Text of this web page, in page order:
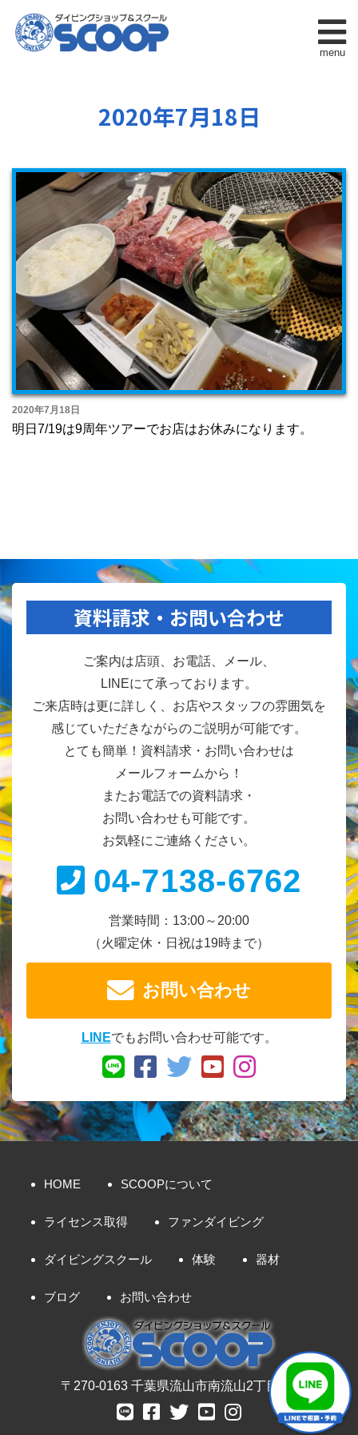
menu
2020年7月18日
2020年7月18日
明日7/19は9周年ツアーでお店はお休みになります。
資料請求・お問い合わせ
ご案内は店頭、お電話、メール、
LINEにて承っております。
ご来店時は更に詳しく、お店やスタッフの雰囲気を
感じていただきながらのご説明が可能です。
とても簡単！資料請求・お問い合わせは
メールフォームから！
またお電話での資料請求・
お問い合わせも可能です。
お気軽にご連絡ください。
04-7138-6762
営業時間：13:00～20:00
（火曜定休・日祝は19時まで）
お問い合わせ
LINEでもお問い合わせ可能です。
HOME SCOOPについて
ライセンス取得 ファンダイビング
ダイビングスクール 体験 器材
ブログ お問い合わせ
〒270-0163 千葉県流山市南流山2丁目8-7